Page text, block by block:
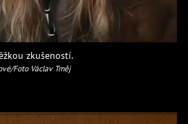
zkušeností.
Foto Václav Tměj